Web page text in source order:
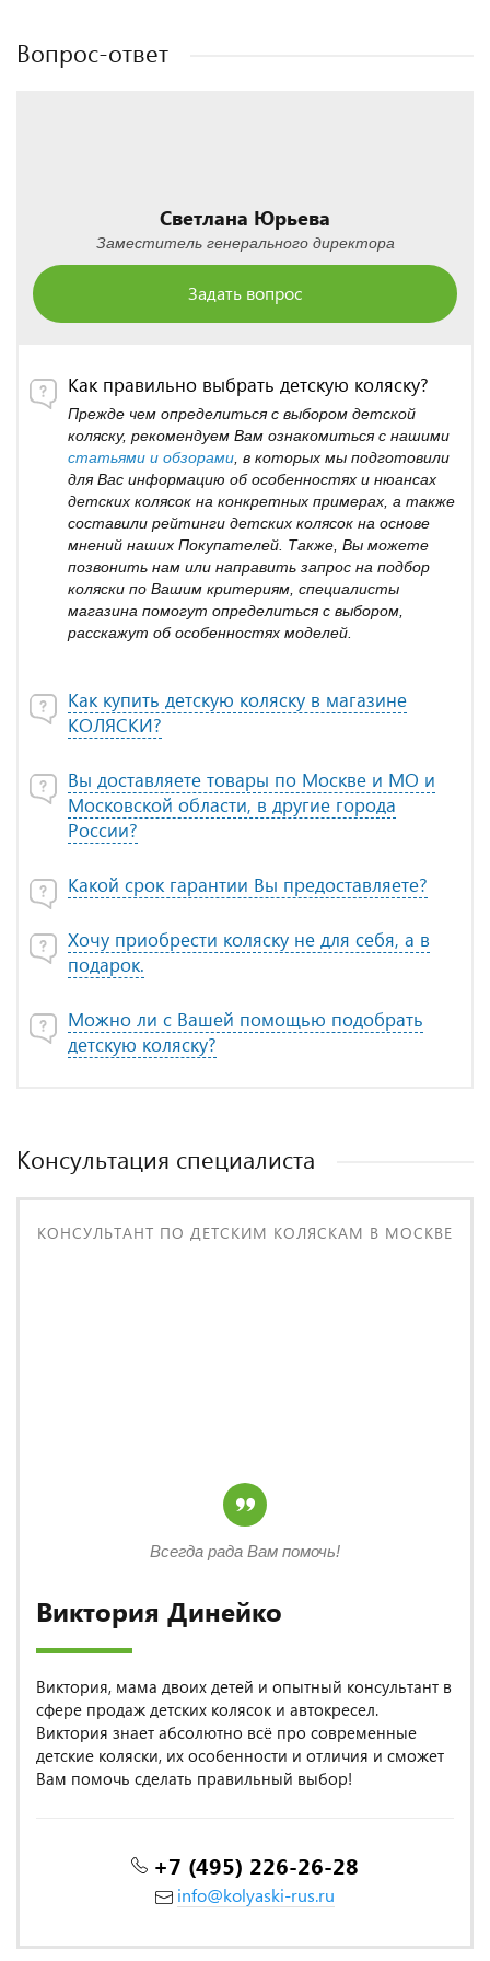
Вопрос-ответ
Светлана Юрьева
Заместитель генерального директора
Задать вопрос
Как правильно выбрать детскую коляску?
Прежде чем определиться с выбором детской
коляску, рекомендуем Вам ознакомиться с нашими
статьями и обзорами , в которых мы подготовили
для Вас информацию об особенностях и нюансах
детских колясок на конкретных примерах, а также
составили рейтинги детских колясок на основе
мнений наших Покупателей. Также, Вы можете
позвонить нам или направить запрос на подбор
коляски по Вашим критериям, специалисты
магазина помогут определиться с выбором,
расскажут об особенностях моделей.
Как купить детскую коляску в магазине
КОЛЯСКИ?
Вы доставляете товары по Москве и МО и
Московской области, в другие города
России?
Какой срок гарантии Вы предоставляете?
Хочу приобрести коляску не для себя, а в
подарок.
Можно ли с Вашей помощью подобрать
детскую коляску?
Консультация специалиста
КОНСУЛЬТАНТ ПО ДЕТСКИМ КОЛЯСКАМ В МОСКВЕ
Виктория Динейко
Виктория, мама двоих детей и опытный консультант в
сфере продаж детских колясок и автокресел.
Виктория знает абсолютно всё про современные
детские коляски, их особенности и отличия и сможет
Вам помочь сделать правильный выбор!
+7 (495) 226-26-28
info@kolyaski-rus.ru
Всегда рада Вам помочь!